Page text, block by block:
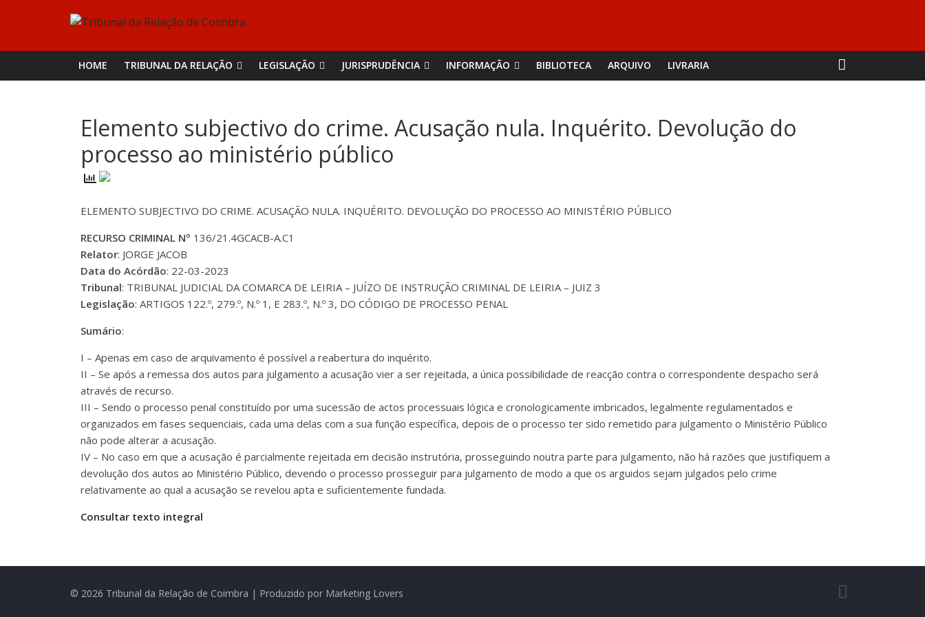
Tribunal
da
Relação
de
Coimbra
HOME TRIBUNAL DA RELAÇÃO LEGISLAÇÃO JURISPRUDÊNCIA INFORMAÇÃO BIBLIOTECA ARQUIVO LIVRARIA
Elemento subjectivo do crime. Acusação nula. Inquérito. Devolução do
processo ao ministério público
ELEMENTO SUBJECTIVO DO CRIME. ACUSAÇÃO NULA. INQUÉRITO. DEVOLUÇÃO DO PROCESSO AO MINISTÉRIO PÚBLICO
RECURSO CRIMINAL Nº 136/21.4GCACB-A.C1
Relator: JORGE JACOB
Data do Acórdão: 22-03-2023
Tribunal: TRIBUNAL JUDICIAL DA COMARCA DE LEIRIA – JUÍZO DE INSTRUÇÃO CRIMINAL DE LEIRIA – JUIZ 3
Legislação: ARTIGOS 122.º, 279.º, N.º 1, E 283.º, N.º 3, DO CÓDIGO DE PROCESSO PENAL
Sumário:
I – Apenas em caso de arquivamento é possível a reabertura do inquérito.
II – Se após a remessa dos autos para julgamento a acusação vier a ser rejeitada, a única possibilidade de reacção contra o correspondente despacho será
através de recurso.
III – Sendo o processo penal constituído por uma sucessão de actos processuais lógica e cronologicamente imbricados, legalmente regulamentados e
organizados em fases sequenciais, cada uma delas com a sua função específica, depois de o processo ter sido remetido para julgamento o Ministério Público
não pode alterar a acusação.
IV – No caso em que a acusação é parcialmente rejeitada em decisão instrutória, prosseguindo noutra parte para julgamento, não há razões que justifiquem a
devolução dos autos ao Ministério Público, devendo o processo prosseguir para julgamento de modo a que os arguidos sejam julgados pelo crime
relativamente ao qual a acusação se revelou apta e suficientemente fundada.
Consultar texto integral
© 2026 Tribunal da Relação de Coimbra | Produzido por Marketing Lovers